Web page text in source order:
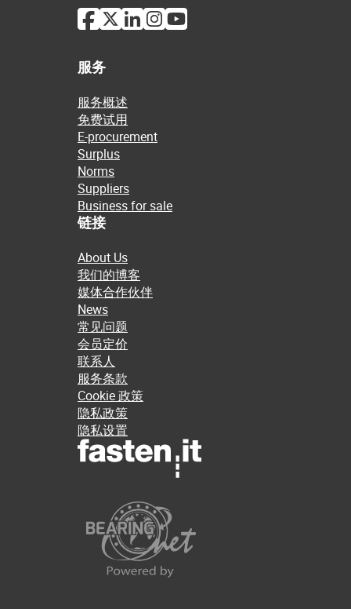
服务
服务概述
免费试用
E-procurement
Surplus
Norms
Suppliers
Business for sale
链接
About Us
我们的博客
媒体合作伙伴
News
常见问题
会员定价
联系人
服务条款
Cookie 政策
隐私政策
隐私设置